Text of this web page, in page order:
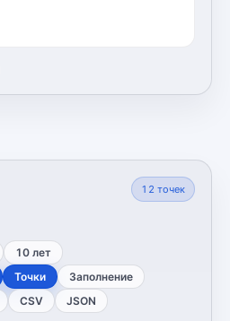
12 точек
10 лет
Точки Заполнение
CSV JSON